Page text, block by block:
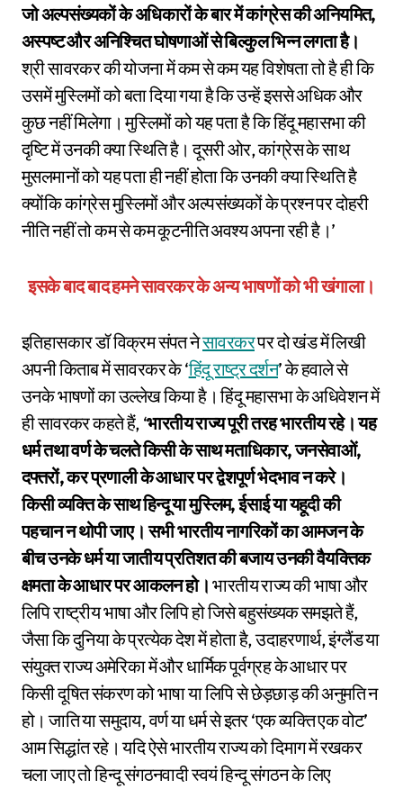
जो अल्पसंख्यकों के अधिकारों के बार में कांग्रेस की अनियमित,
अस्पष्ट और अनिश्चित घोषणाओं से बिल्कुल भिन्न लगता है।
श्री सावरकर की योजना में कम से कम यह विशेषता तो है ही कि
उसमें मुस्लिमों को बता दिया गया है कि उन्हें इससे अधिक और
कुछ नहीं मिलेगा। मुस्लिमों को यह पता है कि हिंदू महासभा की
दृष्टि में उनकी क्या स्थिति है। दूसरी ओर, कांग्रेस के साथ
मुसलमानों को यह पता ही नहीं होता कि उनकी क्या स्थिति है
क्योंकि कांग्रेस मुस्लिमों और अल्पसंख्यकों के प्रश्न पर दोहरी
नीति नहीं तो कम से कम कूटनीति अवश्य अपना रही है।’
इसके बाद बाद हमने सावरकर के अन्य भाषणों को भी खंगाला।
इतिहासकार डॉ विक्रम संपत नेसावरकरपर दो खंड में लिखी
अपनी किताब में सावरकर के ‘हिंदू राष्ट्र दर्शन’ के हवाले से
उनके भाषणों का उल्लेख किया है। हिंदू महासभा के अधिवेशन में
ही सावरकर कहते हैं, ‘भारतीय राज्य पूरी तरह भारतीय रहे। यह
धर्म तथा वर्ण के चलते किसी के साथ मताधिकार, जनसेवाओं,
दफ्तरों, कर प्रणाली के आधार पर द्वेशपूर्ण भेदभाव न करे।
किसी व्यक्ति के साथ हिन्दू या मुस्लिम, ईसाई या यहूदी की
पहचान न थोपी जाए। सभी भारतीय नागरिकों का आमजन के
बीच उनके धर्म या जातीय प्रतिशत की बजाय उनकी वैयक्तिक
क्षमता के आधार पर आकलन हो। भारतीय राज्य की भाषा और
लिपि राष्ट्रीय भाषा और लिपि हो जिसे बहुसंख्यक समझते हैं,
जैसा कि दुनिया के प्रत्येक देश में होता है, उदाहरणार्थ, इंग्लैंड या
संयुक्त राज्य अमेरिका में और धार्मिक पूर्वग्रह के आधार पर
किसी दूषित संकरण को भाषा या लिपि से छेड़छाड़ की अनुमति न
हो। जाति या समुदाय, वर्ण या धर्म से इतर ‘एक व्यक्ति एक वोट’
आम सिद्धांत रहे। यदि ऐसे भारतीय राज्य को दिमाग में रखकर
चला जाए तो हिन्दू संगठनवादी स्वयं हिन्दू संगठन के लिए